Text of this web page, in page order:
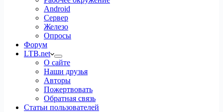
Android
Сервер
Железо
Опросы
Форум
LTB.net
О сайте
Наши друзья
Авторы
Пожертвовать
Обратная связь
Статьи пользователей